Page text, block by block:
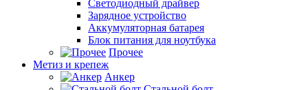
Светодиодный драйвер
Зарядное устройство
Аккумуляторная батарея
Блок питания для ноутбука
Прочее
Метиз и крепеж
Анкер